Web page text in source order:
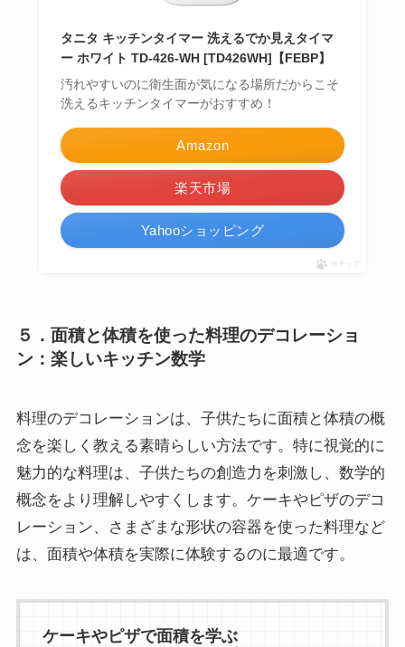
タニタ キッチンタイマー 洗えるでか見えタイマ
ー ホワイト TD-426-WH [TD426WH]【FEBP】
汚れやすいのに衛生面が気になる場所だからこそ
洗えるキッチンタイマーがおすすめ！
Amazon
楽天市場
Yahooショッピング
ポチップ
５．面積と体積を使った料理のデコレーショ
ン：楽しいキッチン数学
料理のデコレーションは、子供たちに面積と体積の概
念を楽しく教える素晴らしい方法です。特に視覚的に
魅力的な料理は、子供たちの創造力を刺激し、数学的
概念をより理解しやすくします。ケーキやピザのデコ
レーション、さまざまな形状の容器を使った料理など
は、面積や体積を実際に体験するのに最適です。
ケーキやピザで面積を学ぶ